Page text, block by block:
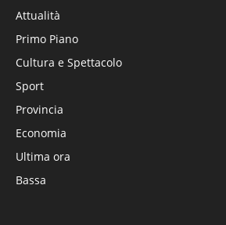
Attualità
Primo Piano
Cultura e Spettacolo
Sport
Provincia
Economia
Ultima ora
Bassa